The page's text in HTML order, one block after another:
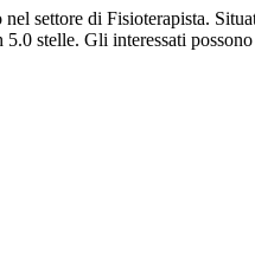
settore di Fisioterapista.
stelle. Gli interessati